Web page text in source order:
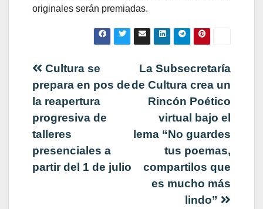
originales serán premiadas.
Navegación
de
entradas
La Subsecretaría
de Cultura crea un
Rincón Poético
virtual bajo el
lema “No guardes
tus poemas,
compartilos que
es mucho más
lindo”
Cultura se
prepara en pos de
la reapertura
progresiva de
talleres
presenciales a
partir del 1 de julio